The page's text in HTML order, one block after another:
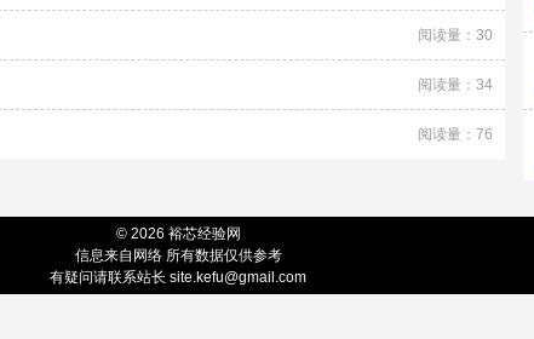
阅读量：30
阅读量：34
阅读量：76
© 2026 裕芯经验网
信息来自网络 所有数据仅供参考
有疑问请联系站长 site.kefu@gmail.com